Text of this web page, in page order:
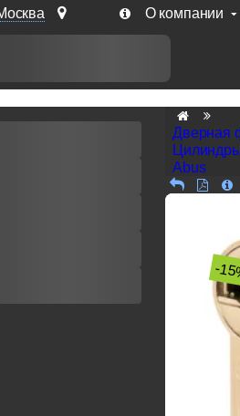
О компании
цен на сайте 7% при заказе от 50
Дверная
Abus
-